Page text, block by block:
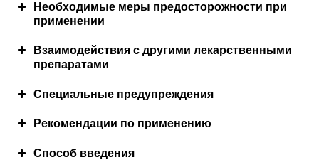
Необходимые меры предосторожности при
применении
Взаимодействия с другими лекарственными
препаратами
Специальные предупреждения
Рекомендации по применению
Способ введения